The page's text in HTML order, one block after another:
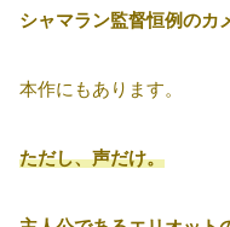
シャマラン監督恒例のカ
本作にもあります。
ただし、声だけ。